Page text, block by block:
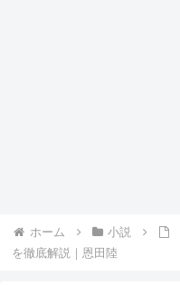
ホーム 小説
を徹底解説｜恩田陸